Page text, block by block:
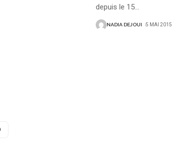
depuis le 15…
NADIA DEJOUI 5 MAI 2015